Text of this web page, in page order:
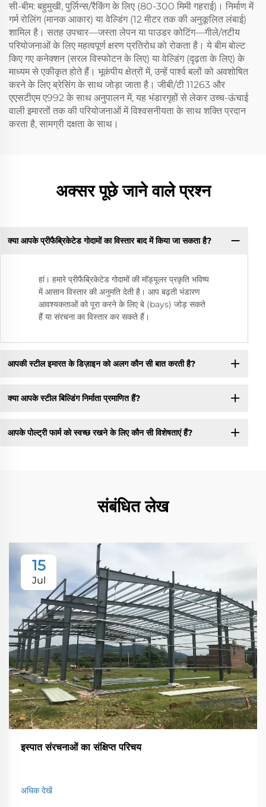
सी-बीम: बहुमुखी, पुर्लिन्स/रैकिंग के लिए (80-300 मिमी गहराई)। निर्माण में
गर्म रोलिंग (मानक आकार) या वेल्डिंग (12 मीटर तक की अनुकूलित लंबाई)
शामिल है। सतह उपचार—जस्ता लेपन या पाउडर कोटिंग—गीले/तटीय
परियोजनाओं के लिए महत्वपूर्ण क्षरण प्रतिरोध को रोकता है। ये बीम बोल्ट
किए गए कनेक्शन (सरल विस्फोटन के लिए) या वेल्डिंग (दृढ़ता के लिए) के
माध्यम से एकीकृत होते हैं। भूकंपीय क्षेत्रों में, उन्हें पार्श्व बलों को अवशोषित
करने के लिए ब्रेसिंग के साथ जोड़ा जाता है। जीबी/टी 11263 और
एएसटीएम ए992 के साथ अनुपालन में, यह भंडारगृहों से लेकर उच्च-ऊंचाई
वाली इमारतों तक की परियोजनाओं में विश्वसनीयता के साथ शक्ति प्रदान
करता है, सामग्री दक्षता के साथ।
अक्सर पूछे जाने वाले प्रश्न
क्या आपके प्रीफैब्रिकेटेड गोदामों का विस्तार बाद में किया जा सकता है?
हां। हमारे प्रीफैब्रिकेटेड गोदामों की मॉड्यूलर प्रकृति भविष्य
में आसान विस्तार की अनुमति देती है। आप बढ़ती भंडारण
आवश्यकताओं को पूरा करने के लिए बे (bays) जोड़ सकते
हैं या संरचना का विस्तार कर सकते हैं।
आपकी स्टील इमारत के डिज़ाइन को अलग कौन सी बात करती है?
क्या आपके स्टील बिल्डिंग निर्माता प्रमाणित हैं?
आपके पोल्ट्री फार्म को स्वच्छ रखने के लिए कौन सी विशेषताएं हैं?
संबंधित लेख
15
Jul
इस्पात संरचनाओं का संक्षिप्त परिचय
अधिक देखें